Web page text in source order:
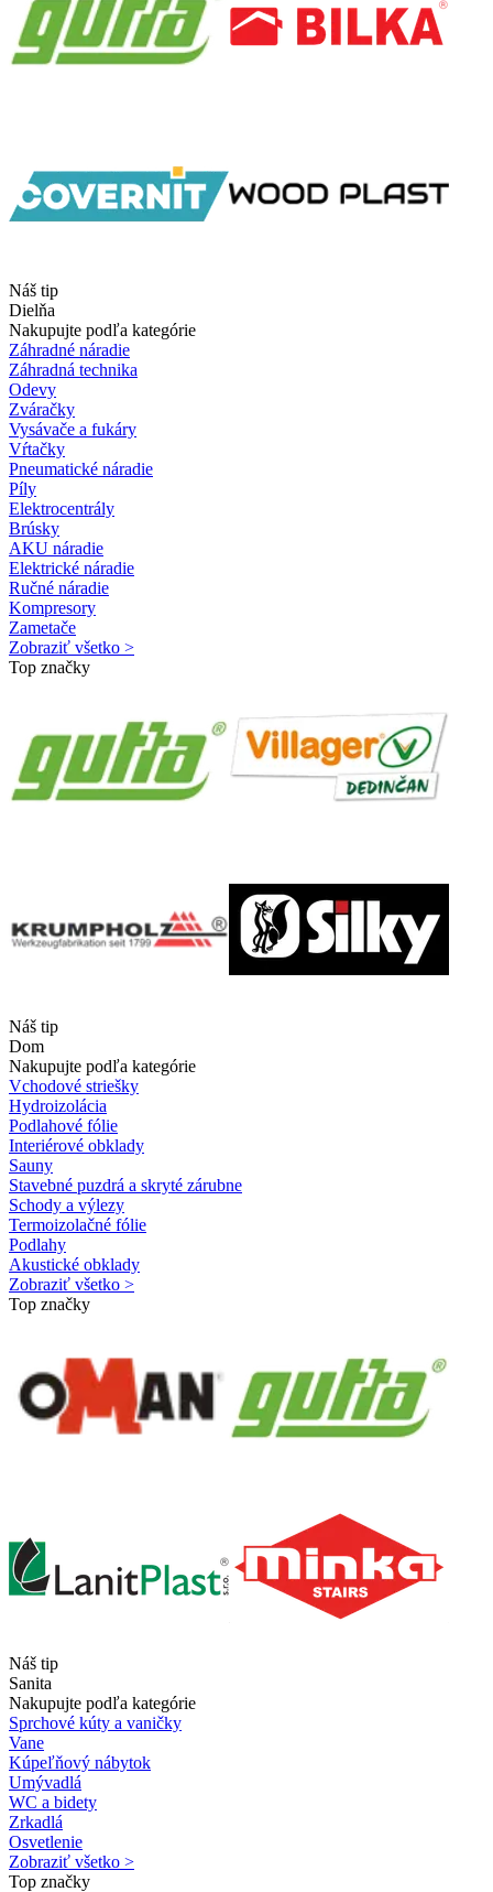
Náš tip
Dielňa
Nakupujte podľa kategórie
Záhradné náradie
Záhradná technika
Odevy
Zváračky
Vysávače a fukáry
Vŕtačky
Pneumatické náradie
Píly
Elektrocentrály
Brúsky
AKU náradie
Elektrické náradie
Ručné náradie
Kompresory
Zametače
Zobraziť všetko >
Top značky
Náš tip
Dom
Nakupujte podľa kategórie
Vchodové striešky
Hydroizolácia
Podlahové fólie
Interiérové obklady
Sauny
Stavebné puzdrá a skryté zárubne
Schody a výlezy
Termoizolačné fólie
Podlahy
Akustické obklady
Zobraziť všetko >
Top značky
Náš tip
Sanita
Nakupujte podľa kategórie
Sprchové kúty a vaničky
Vane
Kúpeľňový nábytok
Umývadlá
WC a bidety
Zrkadlá
Osvetlenie
Zobraziť všetko >
Top značky